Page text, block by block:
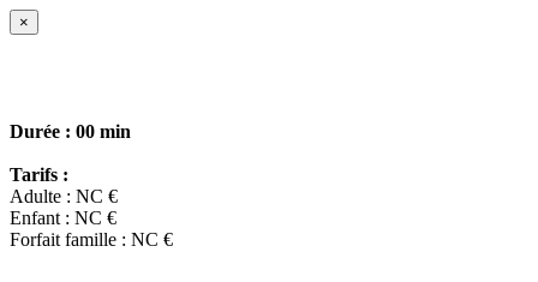
×
Durée : 00 min
Tarifs :
Adulte : NC €
Enfant : NC €
Forfait famille : NC €